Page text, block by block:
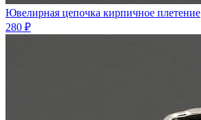
Ювелирная цепочка кирпичное плетение
280 ₽